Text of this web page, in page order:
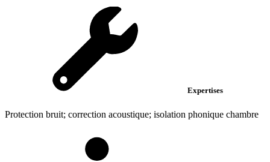
Expertises
Protection bruit; correction acoustique; isolation phonique chambre